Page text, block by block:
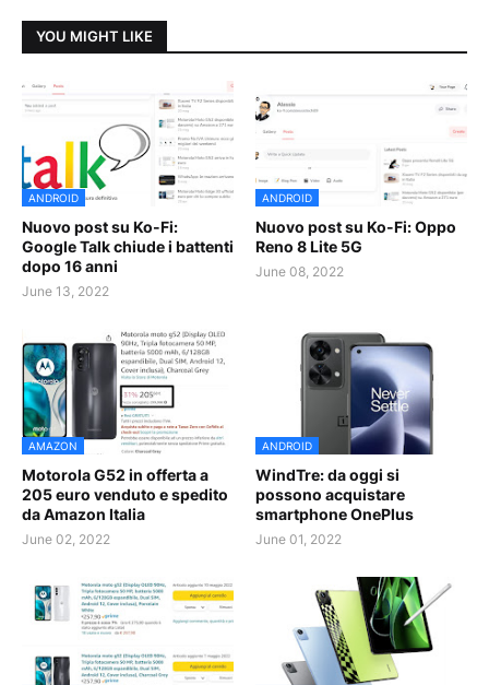
YOU MIGHT LIKE
ANDROID
Nuovo post su Ko-Fi:
Google Talk chiude i battenti
dopo 16 anni
June 13, 2022
ANDROID
Nuovo post su Ko-Fi: Oppo
Reno 8 Lite 5G
June 08, 2022
AMAZON
Motorola G52 in offerta a
205 euro venduto e spedito
da Amazon Italia
June 02, 2022
ANDROID
WindTre: da oggi si
possono acquistare
smartphone OnePlus
June 01, 2022